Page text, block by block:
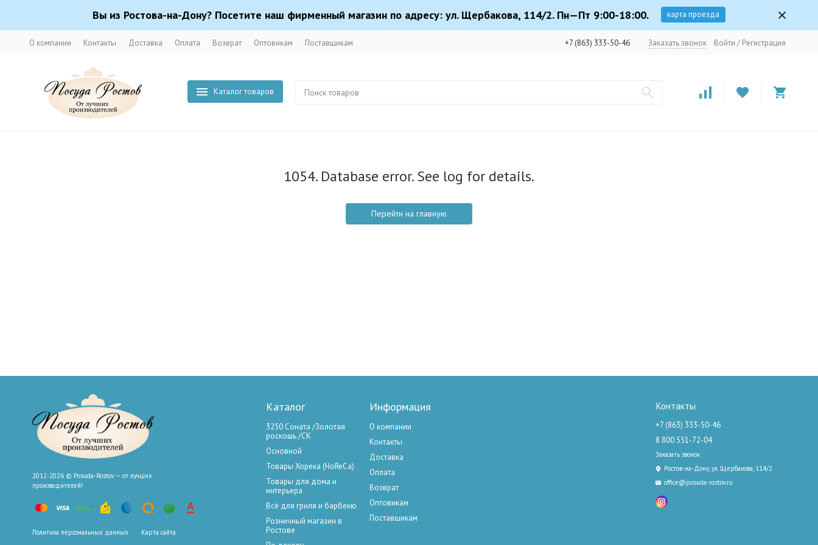
Вы из Ростова-на-Дону? Посетите наш фирменный магазин по адресу: ул. Щербакова, 114/2. Пн—Пт 9:00-18:00. карта проезда
О компании Контакты Доставка Оплата Возврат Оптовикам Поставщикам +7 (863) 333-50-46 Заказать звонок Войти / Регистрация
Каталог товаров
1054. Database error. See log for details.
Перейти на главную
2012-2026 © Posuda-Rostov — от лучших
производителей!
Политика персональных данных Карта сайта
Каталог
3250 Соната /Золотая
роскошь /СК
Основной
Товары Хорека (HoReCa)
Товары для дома и
интерьера
Всё для гриля и барбекю
Розничный магазин в
Ростове
Информация
О компании
Контакты
Доставка
Оплата
Возврат
Оптовикам
Поставщикам
Контакты
+7 (863) 333-50-46
8 800 551-72-04
Заказать звонок
Ростов-на-Дону, ул. Щербакова, 114/2
office@posuda-rostov.ru